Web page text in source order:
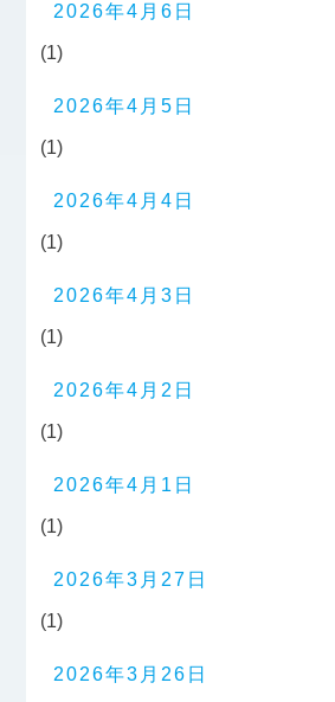
2026年4月6日
(1)
2026年4月5日
(1)
2026年4月4日
(1)
2026年4月3日
(1)
2026年4月2日
(1)
2026年4月1日
(1)
2026年3月27日
(1)
2026年3月26日